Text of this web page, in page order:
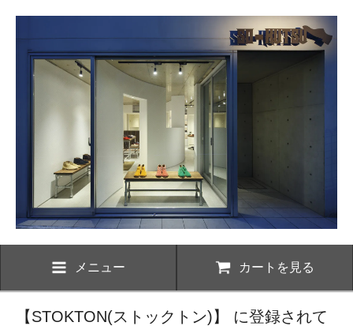
メニュー カートを見る
【STOKTON(ストックトン)】 に登録されて